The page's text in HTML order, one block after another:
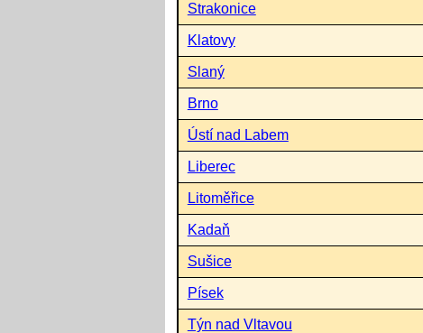
Strakonice
Klatovy
Slaný
Brno
Ústí nad Labem
Liberec
Litoměřice
Kadaň
Sušice
Písek
Týn nad Vltavou